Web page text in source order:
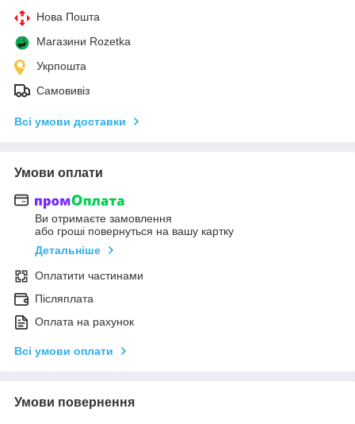
Нова Пошта
Магазини Rozetka
Укрпошта
Самовивіз
Всі умови доставки
Умови оплати
Ви отримаєте замовлення
або гроші повернуться на вашу картку
Детальніше
Оплатити частинами
Післяплата
Оплата на рахунок
Всі умови оплати
Умови повернення